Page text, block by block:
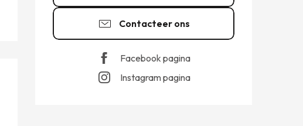
Contacteer ons
Facebook pagina
Instagram pagina